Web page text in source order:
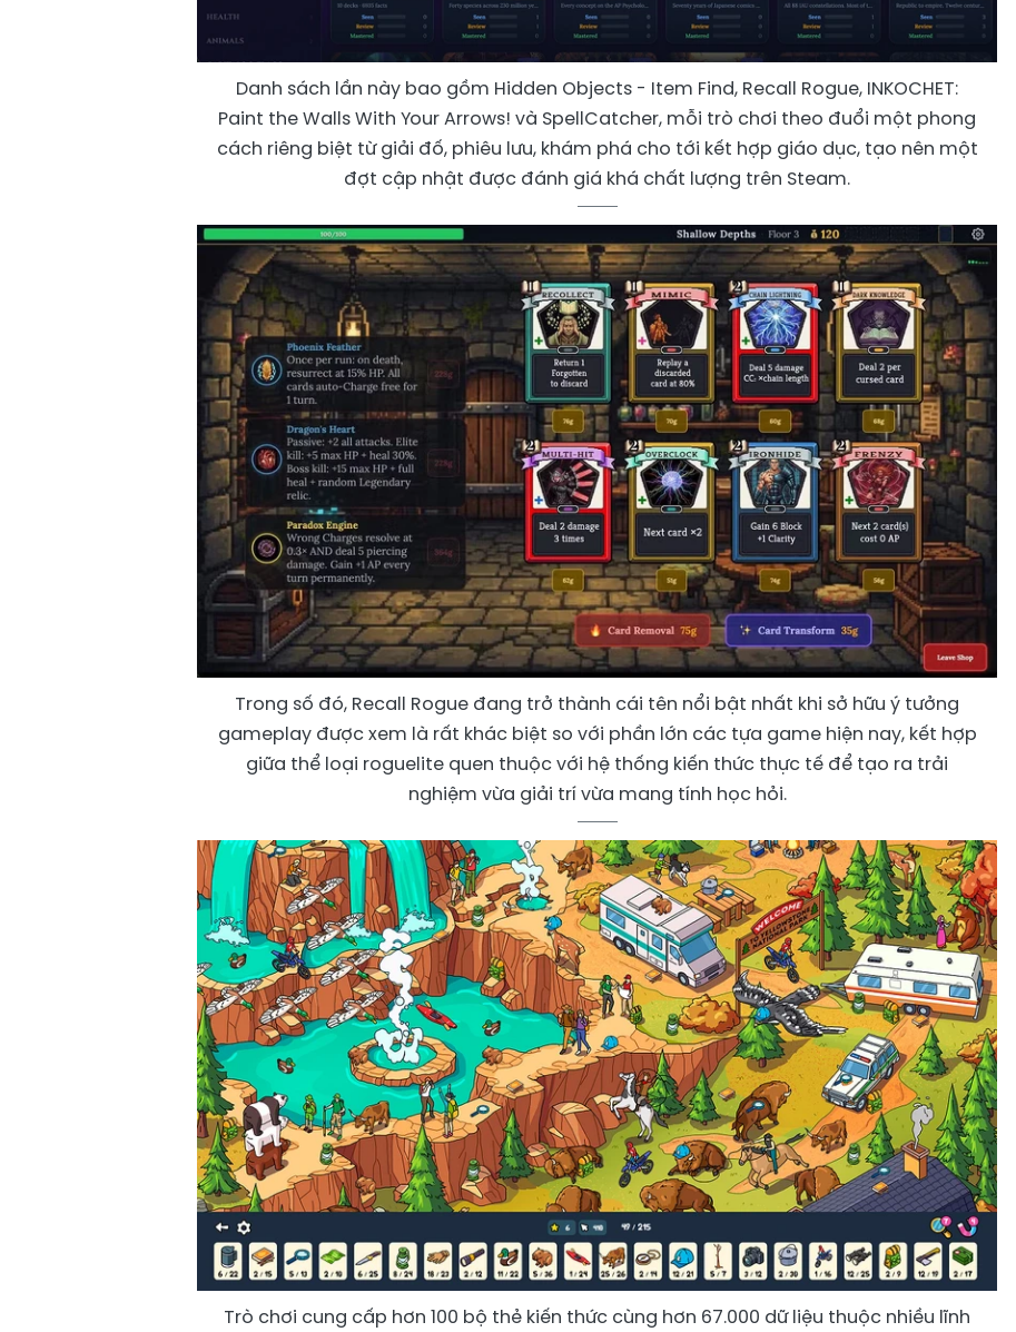
Danh sách lần này bao gồm Hidden Objects - Item Find, Recall Rogue, INKOCHET:
Paint the Walls With Your Arrows! và SpellCatcher, mỗi trò chơi theo đuổi một phong
cách riêng biệt từ giải đố, phiêu lưu, khám phá cho tới kết hợp giáo dục, tạo nên một
đợt cập nhật được đánh giá khá chất lượng trên Steam.
Trong số đó, Recall Rogue đang trở thành cái tên nổi bật nhất khi sở hữu ý tưởng
gameplay được xem là rất khác biệt so với phần lớn các tựa game hiện nay, kết hợp
giữa thể loại roguelite quen thuộc với hệ thống kiến thức thực tế để tạo ra trải
nghiệm vừa giải trí vừa mang tính học hỏi.
Trò chơi cung cấp hơn 100 bộ thẻ kiến thức cùng hơn 67.000 dữ liệu thuộc nhiều lĩnh